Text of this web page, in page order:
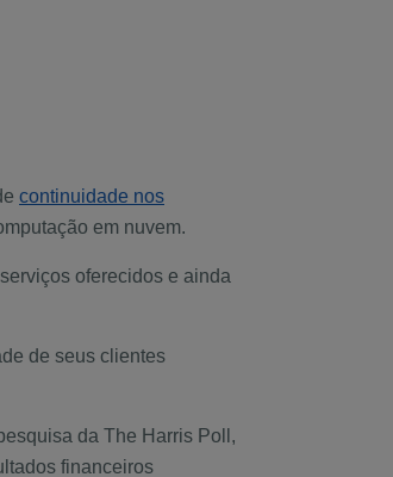
continuidade nos
em nuvem.
oferecidos e ainda
de seus clientes
da The Harris Poll,
financeiros